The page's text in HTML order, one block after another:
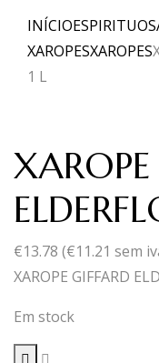
INÍCIO
XAROPESXAROPES
1 L
€13.78 (€11.21 sem
XAROPE GIFFARD
Em stock